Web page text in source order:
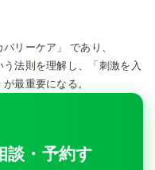
リーケア」
であり、
う法則を理解し、「刺激を入
が最重要になる。
談・予約す